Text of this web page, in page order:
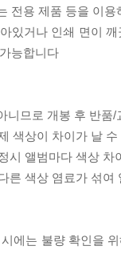
전용 제품 등을 이
있거나 인쇄 면이
능합니다
니므로 개봉 후 반품/
색상이 차이가 날 수
시 앨범마다 색상 차
른 색상 염료가 섞
에는 불량 확인을